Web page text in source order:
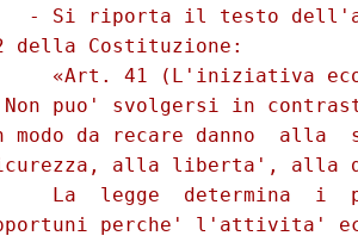
- Si riporta il testo
della Costituzione:
«Art. 41 (L'iniziativa
puo' svolgersi in
modo da recare danno  alla
alla liberta', alla
La  legge  determina  i
perche' l'attivita'